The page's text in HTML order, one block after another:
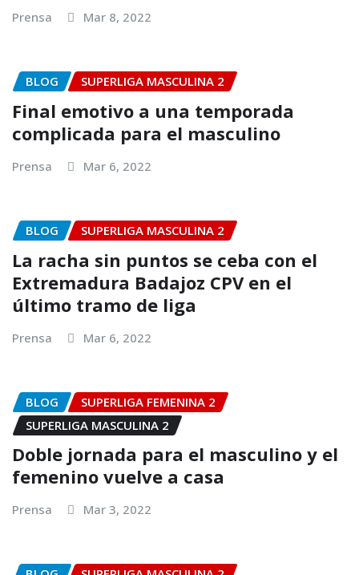
Prensa Mar 8, 2022
BLOG SUPERLIGA MASCULINA 2
Final emotivo a una temporada
complicada para el masculino
Prensa Mar 6, 2022
BLOG SUPERLIGA MASCULINA 2
La racha sin puntos se ceba con el
Extremadura Badajoz CPV en el
último tramo de liga
Prensa Mar 6, 2022
BLOG
SUPERLIGA FEMENINA 2
SUPERLIGA MASCULINA 2
Doble jornada para el masculino y el
femenino vuelve a casa
Prensa Mar 3, 2022